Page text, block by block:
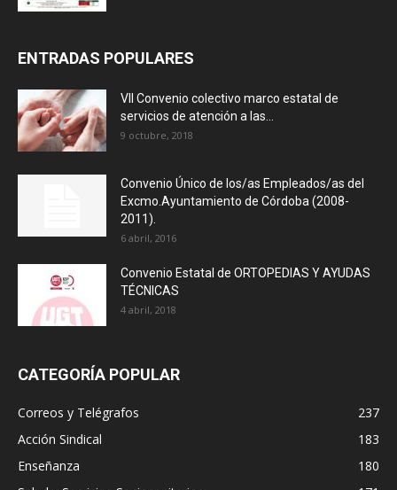
ENTRADAS POPULARES
VII Convenio colectivo marco estatal de
servicios de atención a las...
9 octubre, 2018
Convenio Único de los/as Empleados/as del
Excmo.Ayuntamiento de Córdoba (2008-
2011).
6 abril, 2016
Convenio Estatal de ORTOPEDIAS Y AYUDAS
TÉCNICAS
4 abril, 2018
CATEGORÍA POPULAR
Correos y Telégrafos
237
Acción Sindical
183
Enseñanza
180